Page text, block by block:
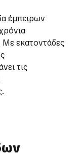
έμπειρων
Με εκατοντάδες
τις